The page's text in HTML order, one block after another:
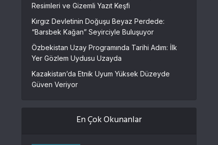
Resimleri ve Gizemli Yazıt Keşfi
Kırgız Devletinin Doğuşu Beyaz Perdede:
“Barsbek Kağan” Seyirciyle Buluşuyor
Özbekistan Uzay Programında Tarihi Adım: İlk
Yer Gözlem Uydusu Uzayda
Kazakistan’da Etnik Uyum Yüksek Düzeyde
Güven Veriyor
En Çok Okunanlar